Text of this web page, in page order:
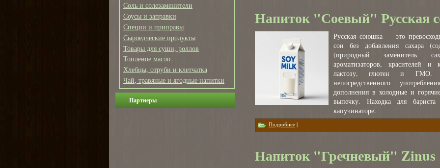
Соль и солезаменители
Соусы и заправки
Специи и приправы
Сыроедческие продукты
Товары для суши, роллов
Топленое масло
Хлебцы, отруби и клетчатка
Чай, травяные и ягодные напитки
Партнеры
Напиток "Соевый" Русская
Русская союшка — это
сои без добавления сахара
(природный заменитель
ароматизаторов, красителей и
лактозу, глютен и ГМО.
непосредственного
дополнения в холодные и
выпечку. Находка для
капучинаторе.
Подробнее о Напиток "Соевый" Русская союшка 1л
|
Напиток "Гречневый" Zinus